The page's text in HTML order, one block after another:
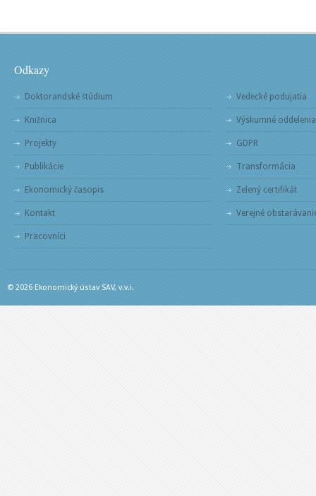
Odkazy
Doktorandské štúdium
Knižnica
Projekty
Publikácie
Ekonomický časopis
Kontakt
Pracovníci
Vedecké podujatia
Výskumné oddelenia
GDPR
Transformácia
Zelený certifikát
Verejné
© 2026 Ekonomický ústav SAV, v.v.i.